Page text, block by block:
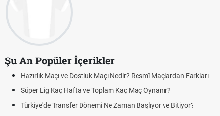
Şu An Popüler İçerikler
Hazırlık Maçı ve Dostluk Maçı Nedir? Resmî Maçlardan Farkları
Süper Lig Kaç Hafta ve Toplam Kaç Maç Oynanır?
Türkiye'de Transfer Dönemi Ne Zaman Başlıyor ve Bitiyor?